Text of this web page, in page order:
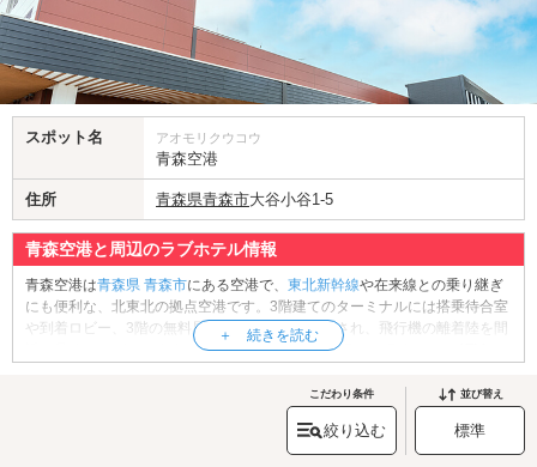
スポット名 アオモリクウコウ
青森空港
住所 青森県青森市大谷小谷1-5
青森空港と周辺のラブホテル情報
青森空港は青森県 青森市にある空港で、 東北新幹線や在来線との乗り継ぎ
にも便利な、北東北の拠点空港です。3階建てのターミナルには搭乗待合室
や到着ロビー、3階の無料展望デッキなどが整備され、飛行機の離着陸を間
近に見ることができます。館内には売店・レストラン・ラウンジ・ATM・
そカレー牛乳ラーメン」も味わえます。レンタカー、バス、タクシーも利
三内丸山遺跡 青森ベイブリッジ
どへのアクセスも良好。ドライブデートやちょっとした空港散歩など、カ
ップルの出発・到着待ちにもおすすめのスポットです。
こだわり条件
絞り込む
並び替え
標準